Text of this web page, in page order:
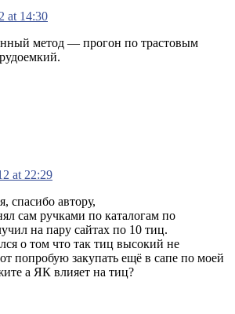
at 14:30
метод — прогон по трастовым
at 22:29
спасибо автору,
сам ручками по каталогам по
на пару сайтах по 10 тиц.
о том что так тиц высокий не
попробую закупать ещё в сапе по моей
а ЯК влияет на тиц?